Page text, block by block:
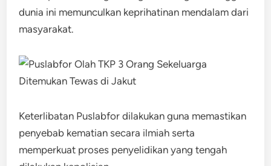
dunia ini memunculkan keprihatinan mendalam dari
masyarakat.
Keterlibatan Puslabfor dilakukan guna memastikan
penyebab kematian secara ilmiah serta
memperkuat proses penyelidikan yang tengah